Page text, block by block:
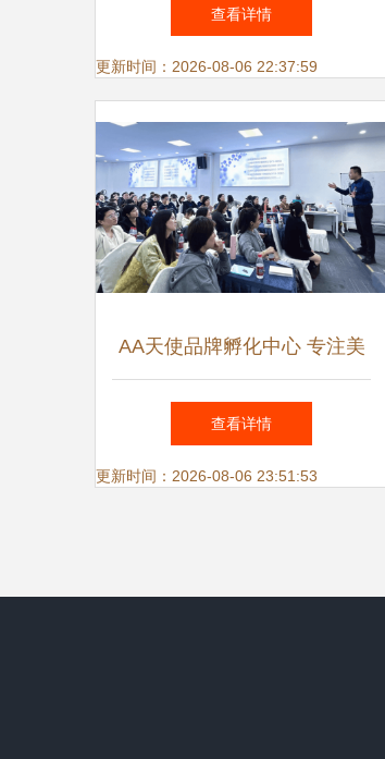
查看详情
更新时间：2026-08-06 22:37:59
AA天使品牌孵化中心 专注美
业品牌的匠心孵化者与前沿技
术领航者
查看详情
更新时间：2026-08-06 23:51:53